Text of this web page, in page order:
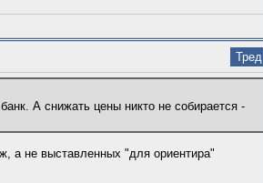
Тред
А снижать цены никто не собирается -
а не выставленных "для ориентира"